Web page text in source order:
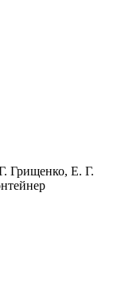
Грищенко, Е. Г.